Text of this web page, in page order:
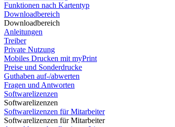
Funktionen nach Kartentyp
Downloadbereich
Downloadbereich
Anleitungen
Treiber
Private Nutzung
Mobiles Drucken mit myPrint
Preise und Sonderdrucke
Guthaben auf-/abwerten
Fragen und Antworten
Softwarelizenzen
Softwarelizenzen
Softwarelizenzen für Mitarbeiter
Softwarelizenzen für Mitarbeiter